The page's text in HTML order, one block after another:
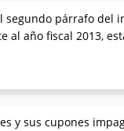
segundo párrafo del
al año fiscal 2013,
y sus cupones